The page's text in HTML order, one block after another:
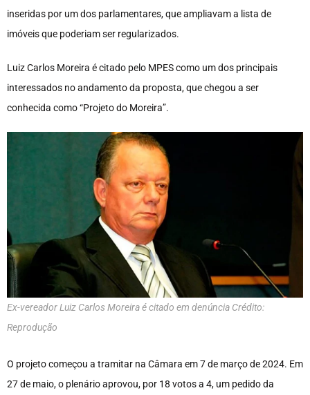
inseridas por um dos parlamentares, que ampliavam a lista de
imóveis que poderiam ser regularizados.
Luiz Carlos Moreira é citado pelo MPES como um dos principais
interessados no andamento da proposta, que chegou a ser
conhecida como “Projeto do Moreira”.
Ex-vereador Luiz Carlos Moreira é citado em denúncia Crédito:
Reprodução
O projeto começou a tramitar na Câmara em 7 de março de 2024. Em
27 de maio, o plenário aprovou, por 18 votos a 4, um pedido da